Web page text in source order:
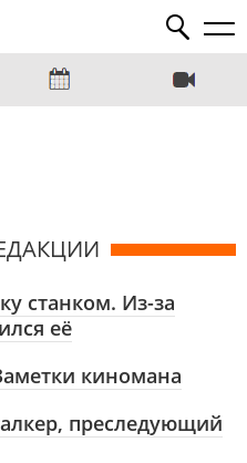
станком. Из-за
её
киномана
преследующий